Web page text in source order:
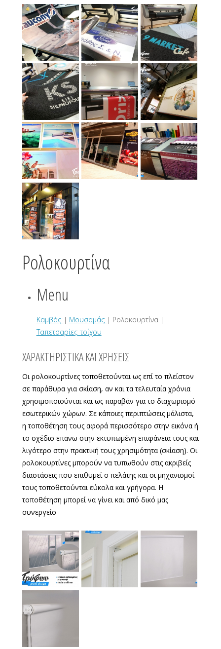
Ρολοκουρτίνα
Menu
Καμβάς | Μουσαμάς | Ρολοκουρτίνα |
Ταπετσαρίες τοίχου
ΧΑΡΑΚΤΗΡΙΣΤΙΚΑ ΚΑΙ ΧΡΗΣΕΙΣ
Οι ρολοκουρτίνες τοποθετούνται ως επί το πλείστον
σε παράθυρα για σκίαση, αν και τα τελευταία χρόνια
χρησιμοποιούνται και ως παραβάν για το διαχωρισμό
εσωτερικών χώρων. Σε κάποιες περιπτώσεις μάλιστα,
η τοποθέτηση τους αφορά περισσότερο στην εικόνα ή
το σχέδιο επανω στην εκτυπωμένη επιφάνεια τους και
λιγότερο στην πρακτική τους χρησιμότητα (σκίαση). Οι
ρολοκουρτίνες μπορούν να τυπωθούν στις ακριβείς
διαστάσεις που επιθυμεί ο πελάτης και οι μηχανισμοί
τους τοποθετούνται εύκολα και γρήγορα. Η
τοποθέτηση μπορεί να γίνει και από δικό μας
συνεργείο